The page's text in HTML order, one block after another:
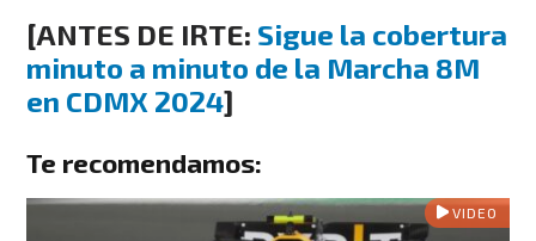
[ANTES DE IRTE: Sigue la cobertura
minuto a minuto de la Marcha 8M
en CDMX 2024]
Te recomendamos:
VIDEO